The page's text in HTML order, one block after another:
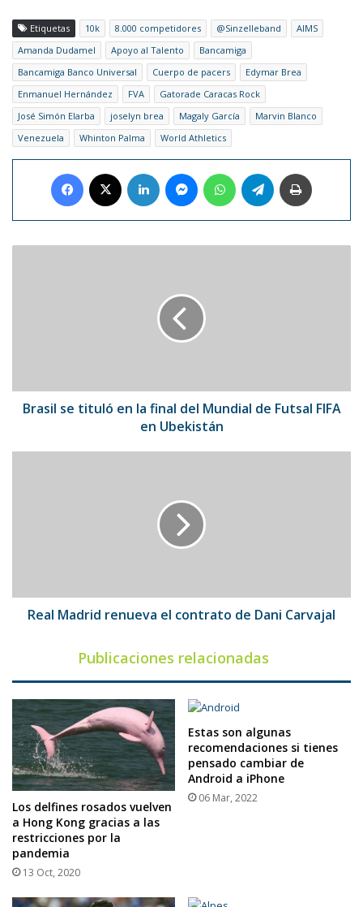
Etiquetas 10k 8.000 competidores @Sinzelleband
AIMS
Amanda Dudamel
Apoyo al Talento
Bancamiga
Bancamiga Banco Universal
Cuerpo de pacers
Edymar Brea
Enmanuel Hernández
FVA
Gatorade Caracas Rock
José Simón Elarba
joselyn brea Magaly García
Marvin Blanco
Venezuela
Whinton Palma World Athletics
Facebook LinkedIn MessengerWhatsAppTelegram
de
Futsal
Brasil se tituló en la final del Mundial de Futsal FIFA
en Ubekistán
Real Madrid renueva el contrato de Dani Carvajal
Publicaciones relacionadas
Los delfines rosados vuelven
a Hong Kong gracias a las
restricciones por la
pandemia
13 Oct, 2020
Estas son algunas
recomendaciones si tienes
pensado cambiar de
Android a iPhone
06 Mar, 2022